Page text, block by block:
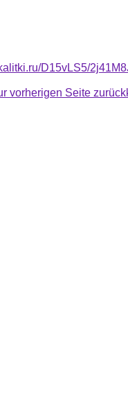
D15vLS5/
vorherigen Seite